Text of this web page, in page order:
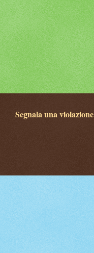
Segnala una violazione